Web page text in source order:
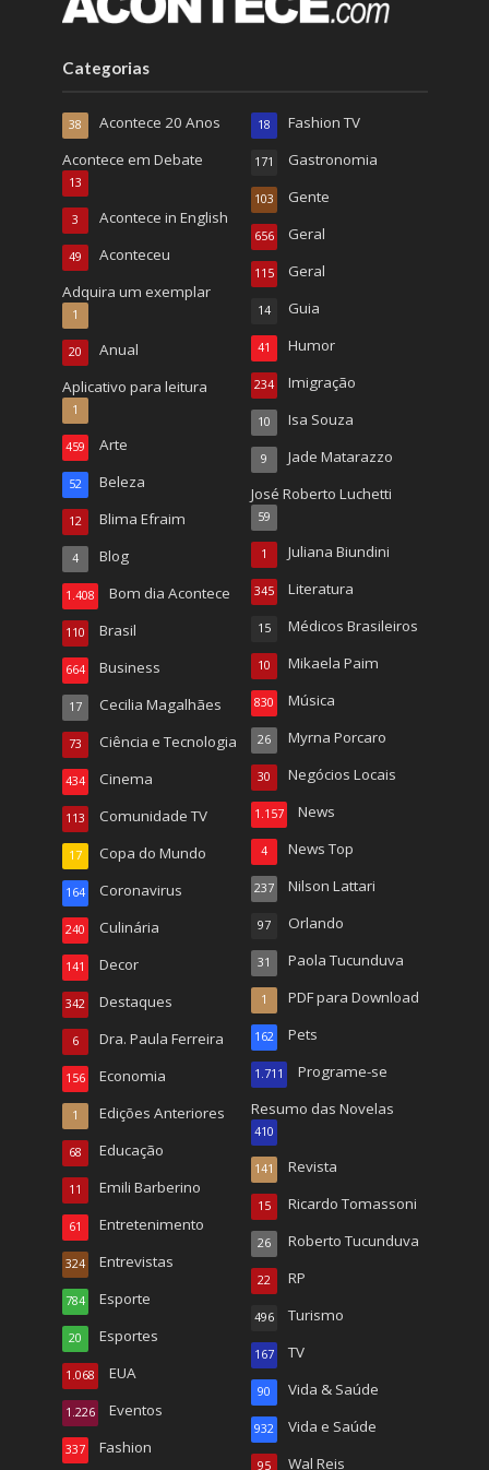
Categorias
Acontece 20 Anos
38
Acontece em Debate
13
Acontece in English
3
Aconteceu
49
Adquira um exemplar
1
Anual
20
Aplicativo para leitura
1
Arte
459
Beleza
52
Blima Efraim
12
Blog
4
Bom dia Acontece
1.408
Brasil
110
Business
664
Cecilia Magalhães
17
Ciência e Tecnologia
73
Cinema
434
Comunidade TV
113
Copa do Mundo
17
Coronavirus
164
Culinária
240
Decor
141
Destaques
342
Dra. Paula Ferreira
6
Economia
156
Edições Anteriores
1
Educação
68
Emili Barberino
11
Entretenimento
61
Entrevistas
324
Esporte
784
Esportes
20
EUA
1.068
Eventos
1.226
Fashion
337
Fashion TV
18
Gastronomia
171
Gente
103
Geral
656
Geral
115
Guia
14
Humor
41
Imigração
234
Isa Souza
10
Jade Matarazzo
9
José Roberto Luchetti
59
Juliana Biundini
1
Literatura
345
Médicos Brasileiros
15
Mikaela Paim
10
Música
830
Myrna Porcaro
26
Negócios Locais
30
News
1.157
News Top
4
Nilson Lattari
237
Orlando
97
Paola Tucunduva
31
PDF para Download
1
Pets
162
Programe-se
1.711
Resumo das Novelas
410
Revista
141
Ricardo Tomassoni
15
Roberto Tucunduva
26
RP
22
Turismo
496
TV
167
Vida & Saúde
90
Vida e Saúde
932
Wal Reis
95